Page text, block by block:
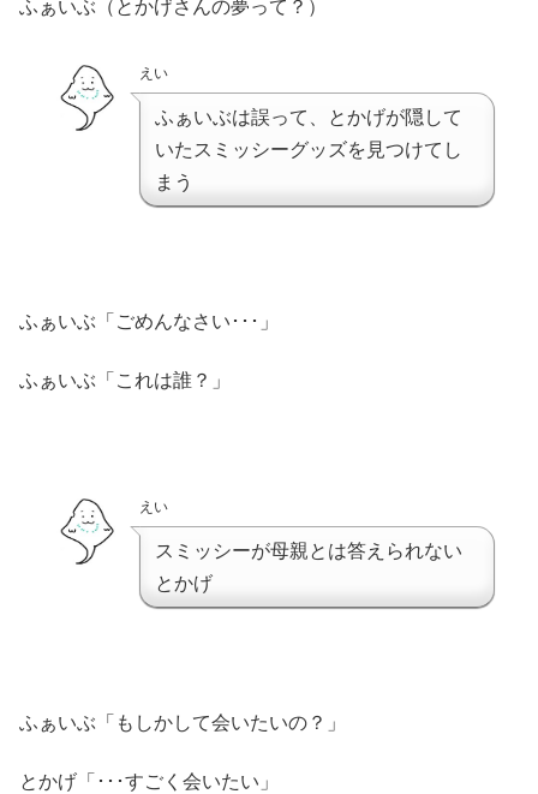
ふぁいぶ（とかげさんの夢って？）
えい
ふぁいぶは誤って、とかげが隠して
いたスミッシーグッズを見つけてし
まう
ふぁいぶ「ごめんなさい･･･」
ふぁいぶ「これは誰？」
えい
スミッシーが母親とは答えられない
とかげ
ふぁいぶ「もしかして会いたいの？」
とかげ「･･･すごく会いたい」